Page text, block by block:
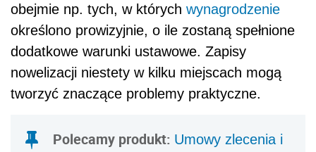
obejmie np. tych, w których wynagrodzenie
określono prowizyjnie, o ile zostaną spełnione
dodatkowe warunki ustawowe. Zapisy
nowelizacji niestety w kilku miejscach mogą
tworzyć znaczące problemy praktyczne.
Polecamy produkt: Umowy zlecenia i